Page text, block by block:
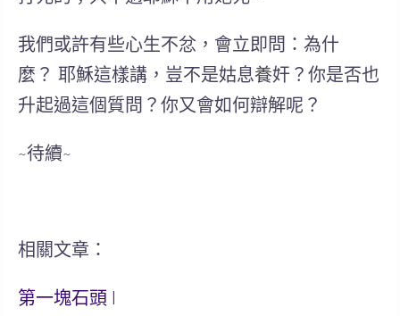
我們或許有些心生不忿，會立即問： 為什
麼？ 耶穌這樣講，豈不是姑息養奸？你是否也
升起過這個質問？你又會如何辯解呢？
~待續~
相關文章：
第一塊石頭 I